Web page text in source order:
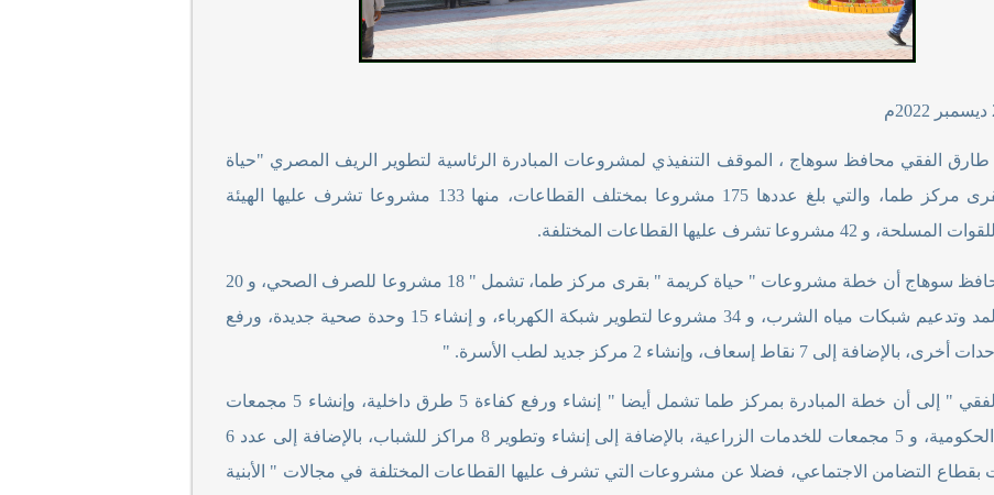
طارق الفقي محافظ سوهاج ، الموقف التنفيذي لمشروعات المبادرة الرئاسية لتطوير الريف المصري "حياة
كريمة" بقرى مركز طما، والتي بلغ عددها 175 مشروعا بمختلف القطاعات، منها 133 مشروعا تشرف عليها الهيئة
و 42 مشروعا تشرف عليها القطاعات المختلفة
.
وأوضح محافظ سوهاج أن خطة مشروعات " حياة كريمة " بقرى مركز طما، تشمل " 18 مشروعا للصرف الصحي، و 20
مشروعا لمد وتدعيم شبكات مياه الشرب، و 34 مشروعا لتطوير شبكة الكهرباء، و إنشاء 15 وحدة صحية جديدة، ورفع
" .
وأشار " الفقي " إلى أن خطة المبادرة بمركز طما تشمل أيضا " إنشاء ورفع كفاءة 5 طرق داخلية، وإنشاء 5 مجمعات
للخدمات الحكومية، و 5 مجمعات للخدمات الزراعية، بالإضافة إلى إنشاء وتطوير 8 مراكز للشباب، بالإضافة إلى عدد 6
التضامن الاجتماعي، فضلا عن مشروعات التي تشرف عليها القطاعات المختلفة في مجالات " الأبنية